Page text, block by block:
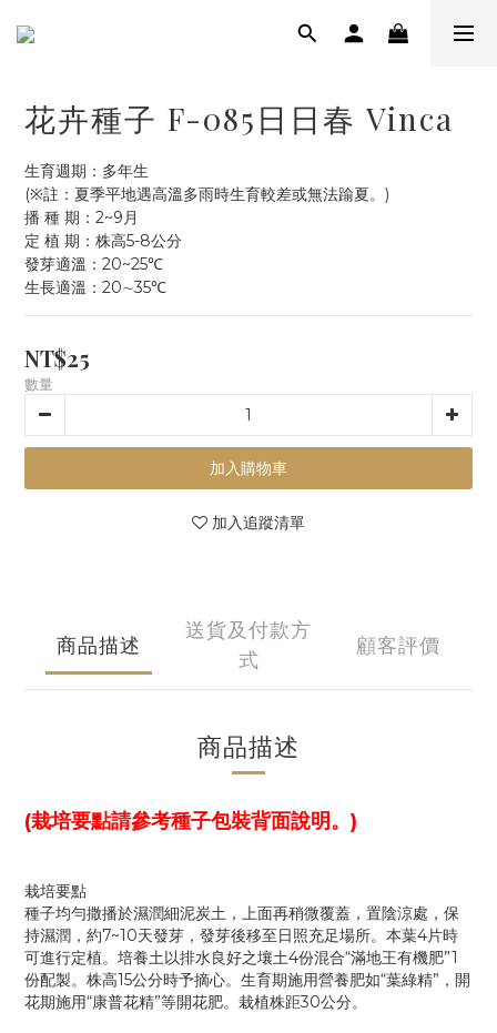
花卉種子 F-085日日春 Vinca
生育週期：多年生
(※註：夏季平地遇高溫多雨時生育較差或無法踰夏。)
播 種 期：2~9月
定 植 期：株高5-8公分
發芽適溫：20~25℃
生長適溫：20∼35℃
NT$25
數量
加入購物車
加入追蹤清單
商品描述
送貨及付款方
式
顧客評價
商品描述
(栽培要點請參考種子包裝背面說明。)
栽培要點
種子均勻撒播於濕潤細泥炭土，上面再稍微覆蓋，置陰涼處，保
持濕潤，約7~10天發芽，發芽後移至日照充足場所。本葉4片時
可進行定植。培養土以排水良好之壤土4份混合“滿地王有機肥”1
份配製。株高15公分時予摘心。生育期施用營養肥如“葉綠精”，開
花期施用“康普花精”等開花肥。栽植株距30公分。